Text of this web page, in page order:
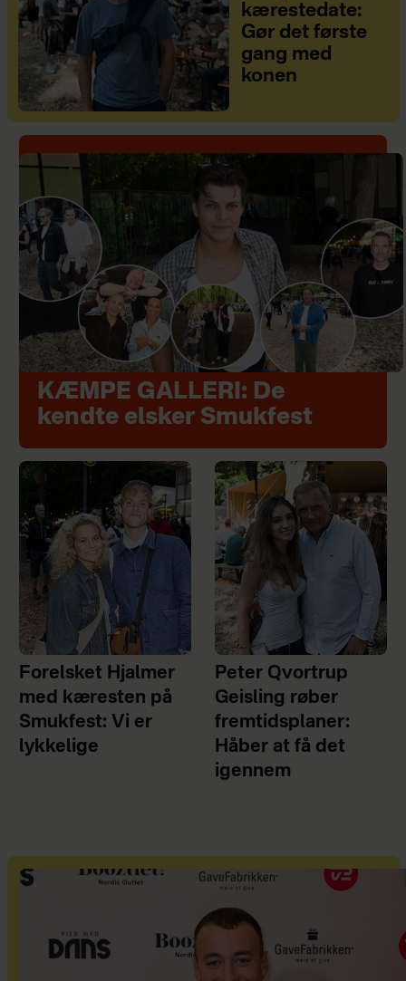
kærestedate:
Gør det første
gang med
konen
KÆMPE GALLERI: De
kendte elsker Smukfest
Forelsket Hjalmer
med kæresten på
Smukfest: Vi er
lykkelige
Peter Qvortrup
Geisling røber
fremtidsplaner:
Håber at få det
igennem